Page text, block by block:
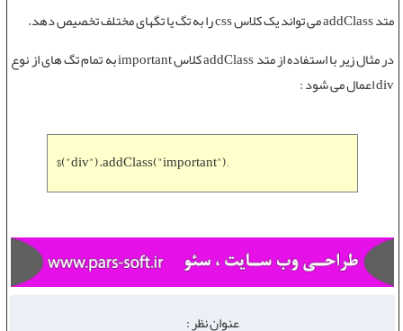
متد addClass
می تواند یک کلاس css را به تگ یا تگهای مختلف تخصیص دهد.
در مثال زیر با استفاده ازمتد addClass
کلاس important به تمام تگ های از نوع
div اعمال می شود :
$("div").addClass("important");
عنوان نظر :